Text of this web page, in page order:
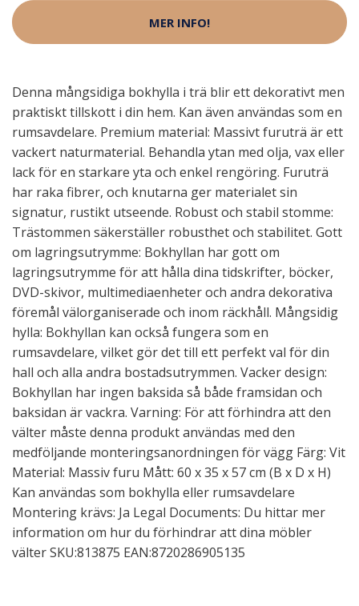
MER INFO!
Denna mångsidiga bokhylla i trä blir ett dekorativt men
praktiskt tillskott i din hem. Kan även användas som en
rumsavdelare. Premium material: Massivt furuträ är ett
vackert naturmaterial. Behandla ytan med olja, vax eller
lack för en starkare yta och enkel rengöring. Furuträ
har raka fibrer, och knutarna ger materialet sin
signatur, rustikt utseende. Robust och stabil stomme:
Trästommen säkerställer robusthet och stabilitet. Gott
om lagringsutrymme: Bokhyllan har gott om
lagringsutrymme för att hålla dina tidskrifter, böcker,
DVD-skivor, multimediaenheter och andra dekorativa
föremål välorganiserade och inom räckhåll. Mångsidig
hylla: Bokhyllan kan också fungera som en
rumsavdelare, vilket gör det till ett perfekt val för din
hall och alla andra bostadsutrymmen. Vacker design:
Bokhyllan har ingen baksida så både framsidan och
baksidan är vackra. Varning: För att förhindra att den
välter måste denna produkt användas med den
medföljande monteringsanordningen för vägg Färg: Vit
Material: Massiv furu Mått: 60 x 35 x 57 cm (B x D x H)
Kan användas som bokhylla eller rumsavdelare
Montering krävs: Ja Legal Documents: Du hittar mer
information om hur du förhindrar att dina möbler
välter SKU:813875 EAN:8720286905135